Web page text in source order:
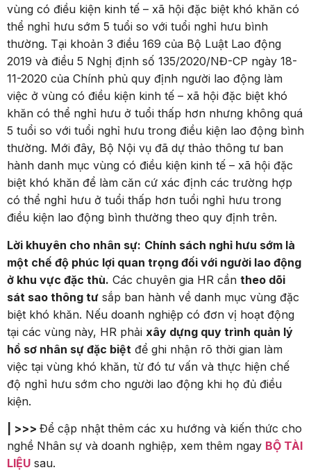
vùng có điều kiện kinh tế – xã hội đặc biệt khó khăn có
thể nghỉ hưu sớm 5 tuổi so với tuổi nghỉ hưu bình
thường. Tại khoản 3 điều 169 của Bộ Luật Lao động
2019 và điều 5 Nghị định số 135/2020/NĐ-CP ngày 18-
11-2020 của Chính phủ quy định người lao động làm
việc ở vùng có điều kiện kinh tế – xã hội đặc biệt khó
khăn có thể nghỉ hưu ở tuổi thấp hơn nhưng không quá
5 tuổi so với tuổi nghỉ hưu trong điều kiện lao động bình
thường. Mới đây, Bộ Nội vụ đã dự thảo thông tư ban
hành danh mục vùng có điều kiện kinh tế – xã hội đặc
biệt khó khăn để làm căn cứ xác định các trường hợp
có thể nghỉ hưu ở tuổi thấp hơn tuổi nghỉ hưu trong
điều kiện lao động bình thường theo quy định trên.
Lời khuyên cho nhân sự: Chính sách nghỉ hưu sớm là
một chế độ phúc lợi quan trọng đối với người lao động
ở khu vực đặc thù. Các chuyên gia HR cần theo dõi
sát sao thông tư sắp ban hành về danh mục vùng đặc
biệt khó khăn. Nếu doanh nghiệp có đơn vị hoạt động
tại các vùng này, HR phải xây dựng quy trình quản lý
hồ sơ nhân sự đặc biệt để ghi nhận rõ thời gian làm
việc tại vùng khó khăn, từ đó tư vấn và thực hiện chế
độ nghỉ hưu sớm cho người lao động khi họ đủ điều
kiện.
| >>> Để cập nhật thêm các xu hướng và kiến thức cho
nghề Nhân sự và doanh nghiệp, xem thêm ngay BỘ TÀI
LIỆU sau.